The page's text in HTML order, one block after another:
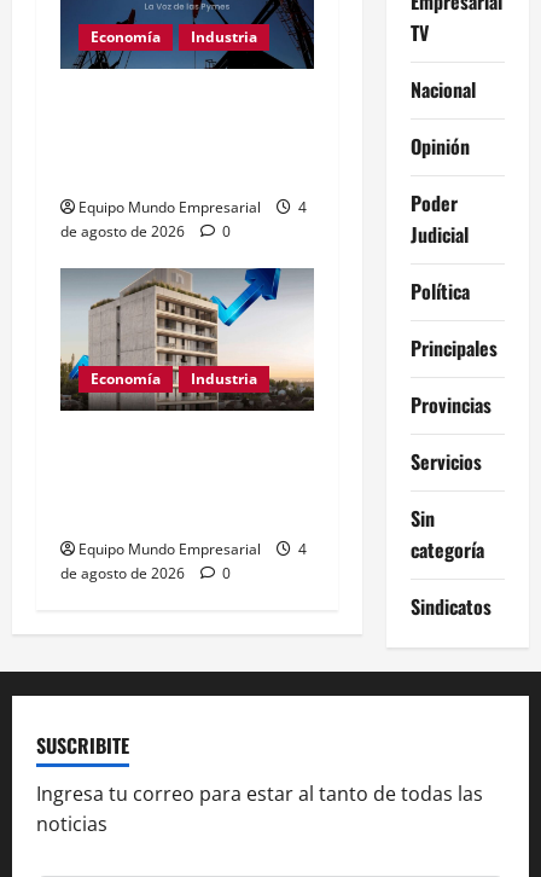
Economía Industria
Equipo Mundo Empresarial
4
de agosto de 2026
0
Economía Industria
Equipo Mundo Empresarial
4
de agosto de 2026
0
TV
Nacional
Opinión
Poder
Judicial
Política
Principales
Provincias
Servicios
Sin
categoría
Sindicatos
SUSCRIBITE
Ingresa tu correo para estar al tanto de todas las
noticias